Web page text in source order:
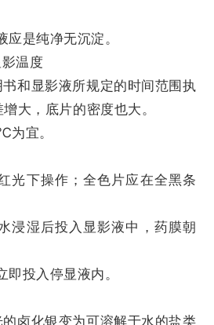
是纯净无沉淀。
温度
和显影液所规定的时间范围执
大，底片的密度也大。
宜。
下操作；全色片应在全黑条
湿后投入显影液中，药膜朝
投入停显液内。
卤化银变为可溶解于水的盐类